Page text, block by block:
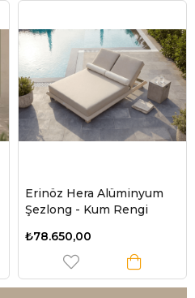
Erinöz Hera Alüminyum
Şezlong - Kum Rengi
₺78.650,00